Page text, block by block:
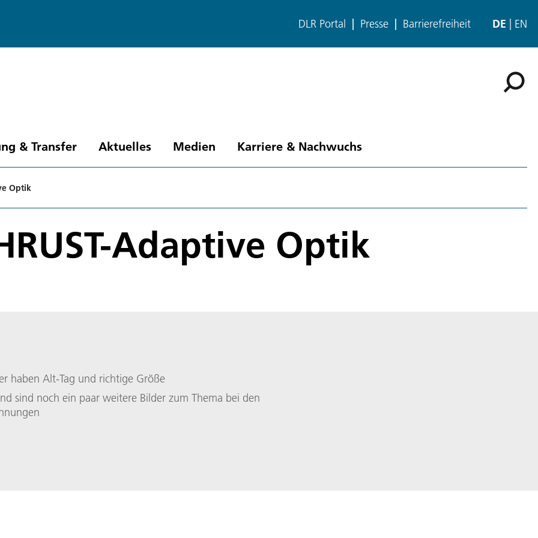
DLR Portal Presse Barrierefreiheit DE EN
& Transfer Aktuelles Medien Karriere & Nachwuchs
Optik
Adaptive Optik
haben Alt-Tag und richtige Größe
sind noch ein paar weitere Bilder zum Thema bei den